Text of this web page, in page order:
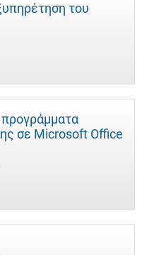
του
σε Microsoft Office